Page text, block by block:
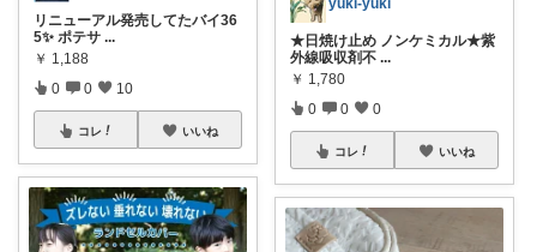
リニューアル発売してたバイ36
5✨ ポテサ ...
￥ 1,188
0 0 10
コレ いいね
yuki-yuki
★日焼け止め ノンケミカル★紫
外線吸収剤不 ...
￥ 1,780
0 0 0
コレ いいね